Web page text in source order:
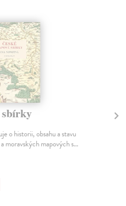
sbírky
o historii, obsahu a stavu
moravských mapových s...